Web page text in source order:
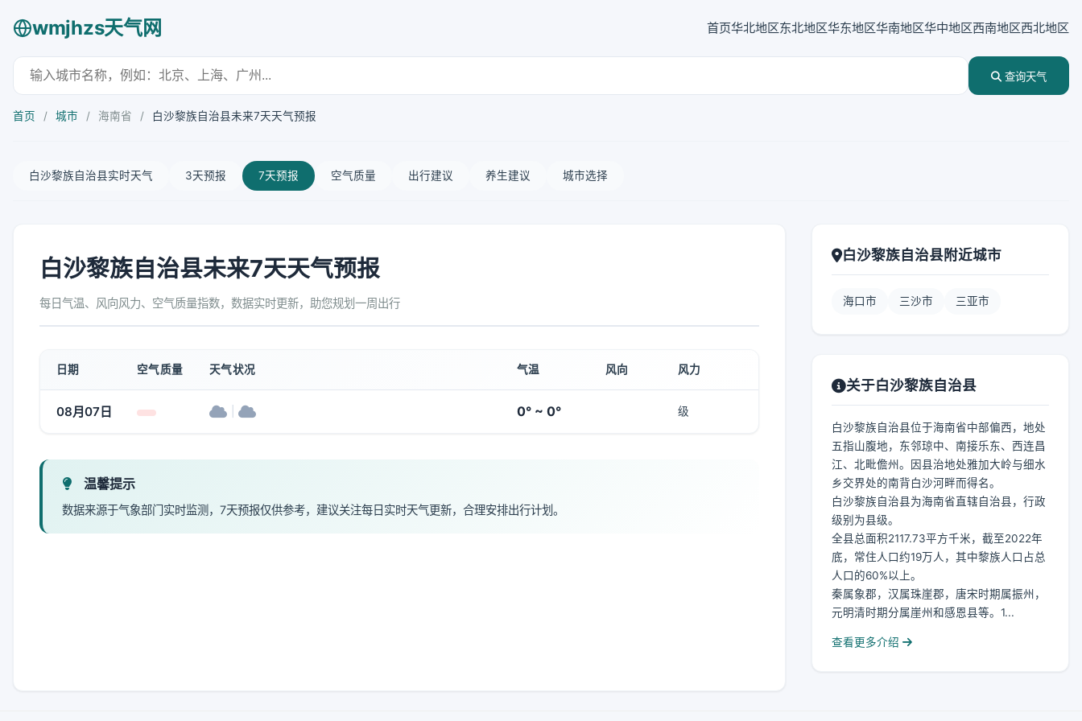
wmjhzs天气网 首页华北地区东北地区华东地区华南地区华中地区西南地区西北地区
查询天气
首页 / 城市 / 海南省 / 白沙黎族自治县未来7天天气预报
白沙黎族自治县实时天气 3天预报 7天预报 空气质量 出行建议 养生建议 城市选择
白沙黎族自治县未来7天天气预报
每日气温、风向风力、空气质量指数，数据实时更新，助您规划一周出行
日期 空气质量 天气状况 气温 风向 风力
08月07日 0° ~ 0° 级
温馨提示
数据来源于气象部门实时监测，7天预报仅供参考，建议关注每日实时天气更新，合理安排出行计划。
白沙黎族自治县附近城市
海口市 三沙市 三亚市
关于白沙黎族自治县
白沙黎族自治县位于海南省中部偏西，地处
五指山腹地，东邻琼中、南接乐东、西连昌
江、北毗儋州。因县治地处雅加大岭与细水
乡交界处的南背白沙河畔而得名。
白沙黎族自治县为海南省直辖自治县，行政
级别为县级。
全县总面积2117.73平方千米，截至2022年
底，常住人口约19万人，其中黎族人口占总
人口的60%以上。
秦属象郡，汉属珠崖郡，唐宋时期属振州，
元明清时期分属崖州和感恩县等。1...
查看更多介绍